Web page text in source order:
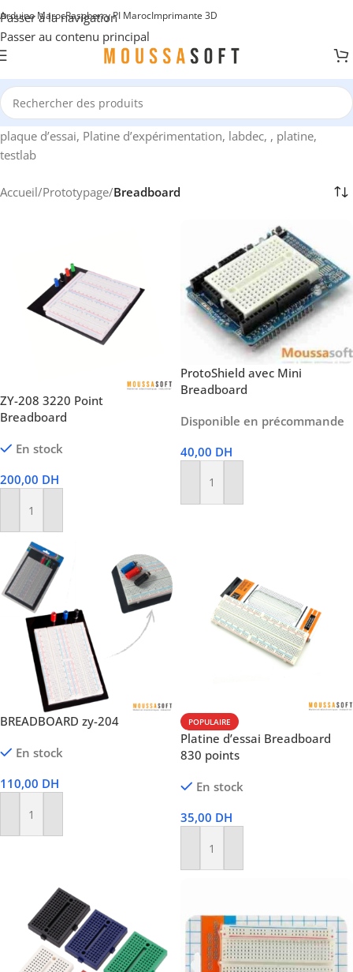
Passer à la navigation
Passer au contenu principal
Arduino MarocRaspberry PI MarocImprimante 3D
plaque d’essai, Platine d’expérimentation, labdec, , platine,
testlab
Accueil/Prototypage/Breadboard
ZY-208 3220 Point
Breadboard
En stock
200,00 DH
Ajouter Au Panier
ProtoShield avec Mini
Breadboard
Disponible en précommande
40,00 DH
Ajouter Au Panier
BREADBOARD zy-204
En stock
110,00 DH
Ajouter Au Panier
POPULAIRE
Platine d’essai Breadboard
830 points
En stock
35,00 DH
Ajouter Au Panier